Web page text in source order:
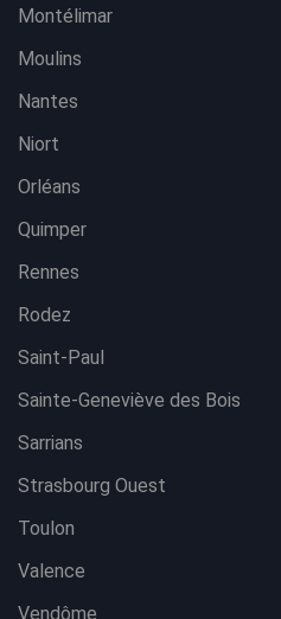
Montélimar
Moulins
Nantes
Niort
Orléans
Quimper
Rennes
Rodez
Saint-Paul
Sainte-Geneviève des Bois
Sarrians
Strasbourg Ouest
Toulon
Valence
Vendôme